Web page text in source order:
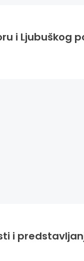
i Ljubuškog
i